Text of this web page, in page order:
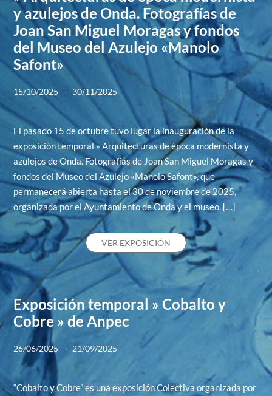
y azulejos de Onda. Fotografías de
Joan San Miguel Moragas y fondos
del Museo del Azulejo «Manolo
Safont»
15/10/2025 - 30/11/2025
El pasado 15 de octubre tuvo lugar la inauguración de la
exposición temporal » Arquitecturas de época modernista y
azulejos de Onda. Fotografías de Joan San Miguel Moragas y
fondos del Museo del Azulejo «Manolo Safont», que
permanecerá abierta hasta el 30 de noviembre de 2025,
organizada por el Ayuntamiento de Onda y el museo. […]
VER EXPOSICIÓN
Exposición temporal » Cobalto y
Cobre » de Anpec
26/06/2025 - 21/09/2025
“Cobalto y Cobre” es una exposición Colectiva organizada por